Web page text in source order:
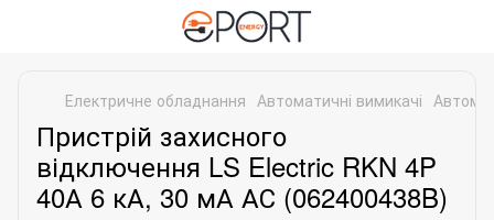
Електричне обладнання Автоматичні вимикачі
Пристрій захисного
відключення LS Electric RKN 4P
40А 6 кА, 30 мА АС (062400438B)